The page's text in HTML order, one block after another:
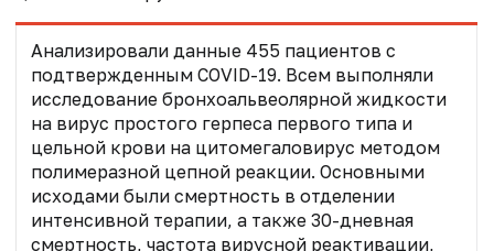
Анализировали данные 455 пациентов с
подтвержденным COVID-19. Всем выполняли
исследование бронхоальвеолярной жидкости
на вирус простого герпеса первого типа и
цельной крови на цитомегаловирус методом
полимеразной цепной реакции. Основными
исходами были смертность в отделении
интенсивной терапии, а также 30-дневная
смертность, частота вирусной реактивации,